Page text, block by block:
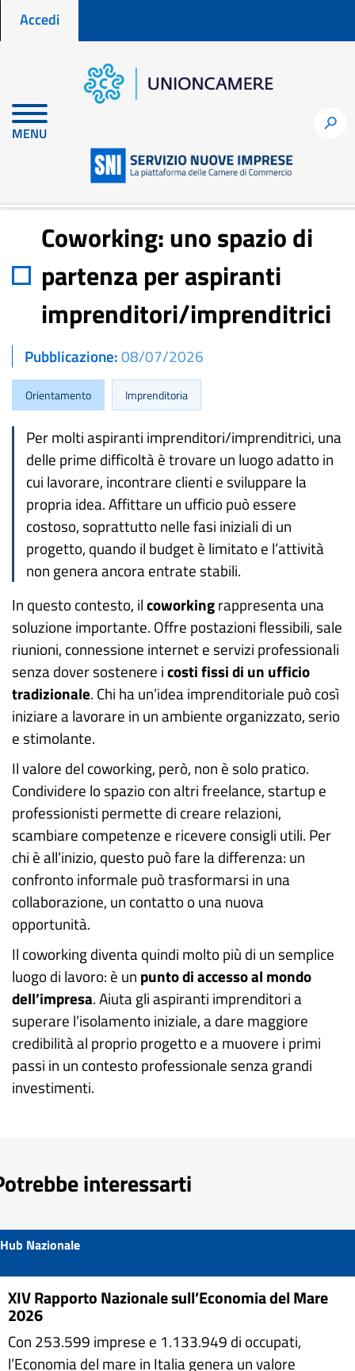
Menu profilo utente
Accedi
MENU
h
Home
Coworking: uno spazio di partenza per aspiranti
imprenditori/imprenditrici
Coworking: uno spazio di
partenza per aspiranti
imprenditori/imprenditrici
Pubblicazione 08/07/2026
Orientamento Imprenditoria
Per molti aspiranti imprenditori/imprenditrici, una
delle prime difficoltà è trovare un luogo adatto in
cui lavorare, incontrare clienti e sviluppare la
propria idea. Affittare un ufficio può essere
costoso, soprattutto nelle fasi iniziali di un
progetto, quando il budget è limitato e l’attività
non genera ancora entrate stabili.
In questo contesto, ilcoworkingrappresenta una
soluzione importante. Offre postazioni flessibili, sale
riunioni, connessione internet e servizi professionali
senza dover sostenere icosti fissi di un ufficio
tradizionale. Chi ha un’idea imprenditoriale può così
iniziare a lavorare in un ambiente organizzato, serio
e stimolante.
Il valore del coworking, però, non è solo pratico.
Condividere lo spazio con altri freelance, startup e
professionisti permette di creare relazioni,
scambiare competenze e ricevere consigli utili. Per
chi è all’inizio, questo può fare la differenza: un
confronto informale può trasformarsi in una
collaborazione, un contatto o una nuova
opportunità.
Il coworking diventa quindi molto più di un semplice
luogo di lavoro: è un punto di accesso al mondo
dell’impresa. Aiuta gli aspiranti imprenditori a
superare l’isolamento iniziale, a dare maggiore
credibilità al proprio progetto e a muovere i primi
passi in un contesto professionale senza grandi
investimenti.
interessarti
Hub Nazionale
XIV Rapporto Nazionale sull’Economia del Mare
2026
Con 253.599 imprese e 1.133.949 di occupati,
l’Economia del mare in Italia genera un valore